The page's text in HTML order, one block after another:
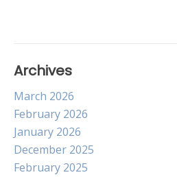
Archives
March 2026
February 2026
January 2026
December 2025
February 2025